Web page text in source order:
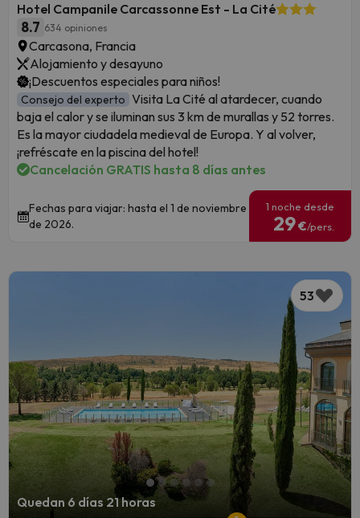
Hotel Campanile Carcassonne Est - La Cité
8.7 634 opiniones
Carcasona, Francia
Alojamiento y desayuno
¡Descuentos especiales para niños!
Consejo del experto Visita La Cité al atardecer, cuando
baja el calor y se iluminan sus 3 km de murallas y 52 torres.
Es la mayor ciudadela medieval de Europa. Y al volver,
¡refréscate en la piscina del hotel!
Cancelación GRATIS hasta 8 días antes
Fechas para viajar: hasta el 1 de noviembre
de 2026.
1 noche desde
29€/pers.
53
Quedan 6 días 21 horas